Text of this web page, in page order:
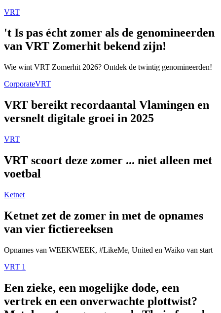
VRT
't Is pas écht zomer als de genomineerden
van VRT Zomerhit bekend zijn!
Wie wint VRT Zomerhit 2026? Ontdek de twintig genomineerden!
CorporateVRT
VRT bereikt recordaantal Vlamingen en
versnelt digitale groei in 2025
VRT
VRT scoort deze zomer ... niet alleen met
voetbal
Ketnet
Ketnet zet de zomer in met de opnames
van vier fictiereeksen
Opnames van WEEKWEEK, #LikeMe, United en Waiko van start
VRT 1
Een zieke, een mogelijke dode, een
vertrek en een onverwachte plottwist?